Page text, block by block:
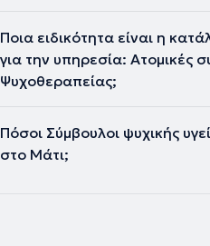
Ποια ειδικότητα είναι η
για την υπηρεσία: Ατομικές
Ψυχοθεραπείας;
Πόσοι Σύμβουλοι ψυχικής
στο Μάτι;